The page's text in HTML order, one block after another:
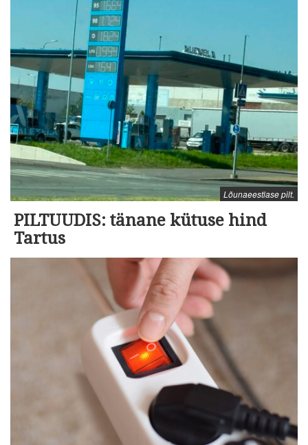
Lõunaeestlase pilt.
PILTUUDIS: tänane kütuse hind
Tartus